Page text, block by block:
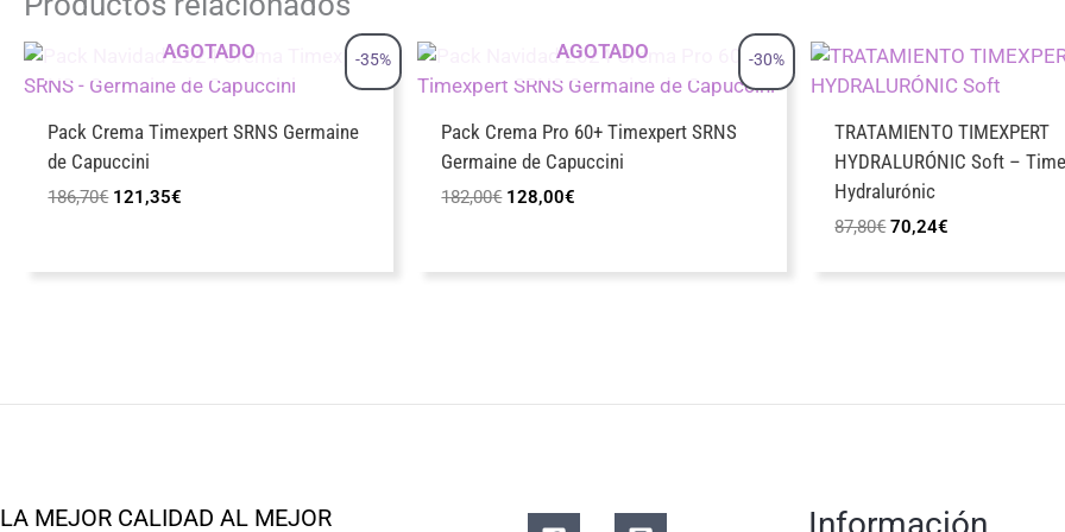
-35%
AGOTADO
Pack Crema Timexpert SRNS Germaine
de Capuccini
186,70€ El
121,35€
-30%
AGOTADO
Pack Crema Pro 60+ Timexpert SRNS
Germaine de Capuccini
182,00€ El
128,00€
TRATAMIENTO TIMEXPERT
HYDRALURÓNIC Soft –
Hydralurónic
87,80€ El
original
70,24€
actual
LA MEJOR CALIDAD AL MEJOR Información